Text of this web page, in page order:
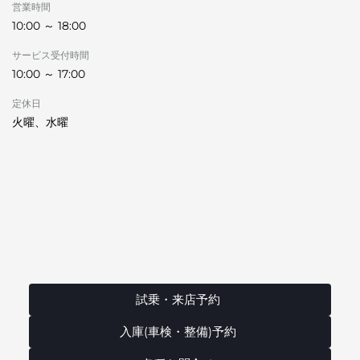
営業時間
10:00 ～ 18:00
サービス受付時間
10:00 ～ 17:00
定休日
火曜、水曜
試乗・来店予約
入庫(車検・整備)予約